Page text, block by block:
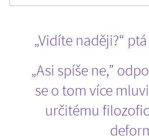
„Vidíte naději?“
„Asi spíše ne,”
se o tom více
určitému